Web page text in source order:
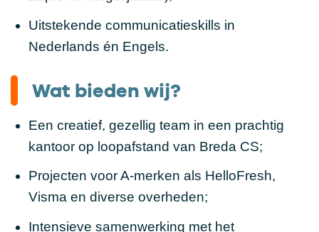
Uitstekende communicatieskills in
Nederlands én Engels.
Wat bieden wij?
Een creatief, gezellig team in een prachtig
kantoor op loopafstand van Breda CS;
Projecten voor A-merken als HelloFresh,
Visma en diverse overheden;
Intensieve samenwerking met het